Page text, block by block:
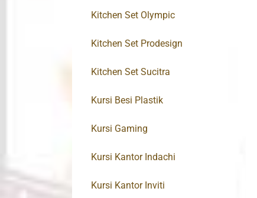
Kitchen Set Olympic
Kitchen Set Prodesign
Kitchen Set Sucitra
Kursi Besi Plastik
Kursi Gaming
Kursi Kantor Indachi
Kursi Kantor Inviti